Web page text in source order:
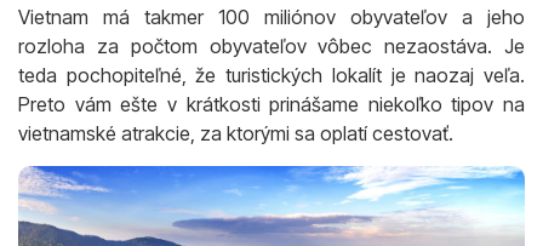
Vietnam má takmer 100 miliónov obyvateľov a jeho
rozloha za počtom obyvateľov vôbec nezaostáva. Je
teda pochopiteľné, že turistických lokalít je naozaj veľa.
Preto vám ešte v krátkosti prinášame niekoľko tipov na
vietnamské atrakcie, za ktorými sa oplatí cestovať.